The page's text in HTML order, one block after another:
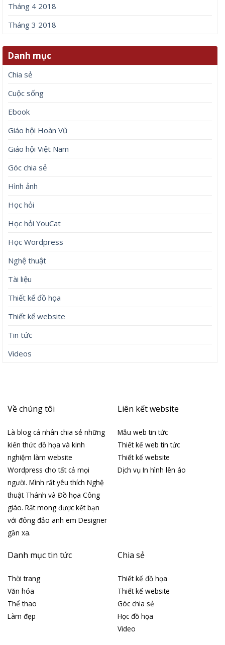
Tháng 4 2018
Tháng 3 2018
Danh mục
Chia sẻ
Cuộc sống
Ebook
Giáo hội Hoàn Vũ
Giáo hội Việt Nam
Góc chia sẻ
Hình ảnh
Học hỏi
Học hỏi YouCat
Học Wordpress
Nghệ thuật
Tài liệu
Thiết kế đồ họa
Thiết kế website
Tin tức
Videos
Về chúng tôi
Là blog cá nhân chia sẻ những
kiến thức đồ họa và kinh
nghiệm làm website
Wordpress cho tất cả mọi
người. Mình rất yêu thích Nghệ
thuật Thánh và Đồ họa Công
giáo. Rất mong được kết bạn
với đông đảo anh em Designer
gần xa.
Liên kết website
Mẫu web tin tức
Thiết kế web tin tức
Thiết kế website
Dịch vụ In hình lên áo
Danh mục tin tức
Thời trang
Văn hóa
Thể thao
Làm đẹp
Chia sẻ
Thiết kế đồ họa
Thiết kế website
Góc chia sẻ
Học đồ họa
Video